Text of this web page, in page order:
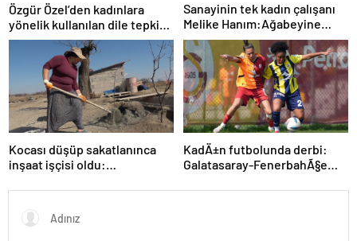
Özgür Özel’den kadınlara
yönelik kullanılan dile tepki:
“Utanmazca hakaret ettiler”
Sanayinin tek kadın çalışanı
Melike Hanım:Ağabeyine
özendi şimdi forklift
servisinde çıraklık yapıyor
Kocası düşüp sakatlanınca
inşaat işçisi oldu:
boya… Yapamadığı iş yok
KadÄ±n futbolunda derbi:
Galatasaray-FenerbahÃ§e
Ã§Ä±kmadÄ±